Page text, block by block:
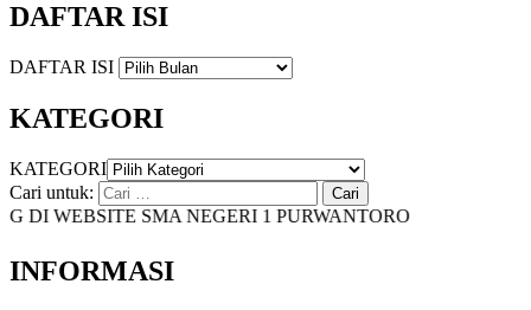
DAFTAR ISI
DAFTAR ISI
KATEGORI
KATEGORI
Cari untuk:
WEBSITE SMA NEGERI 1 PURWANTORO
INFORMASI